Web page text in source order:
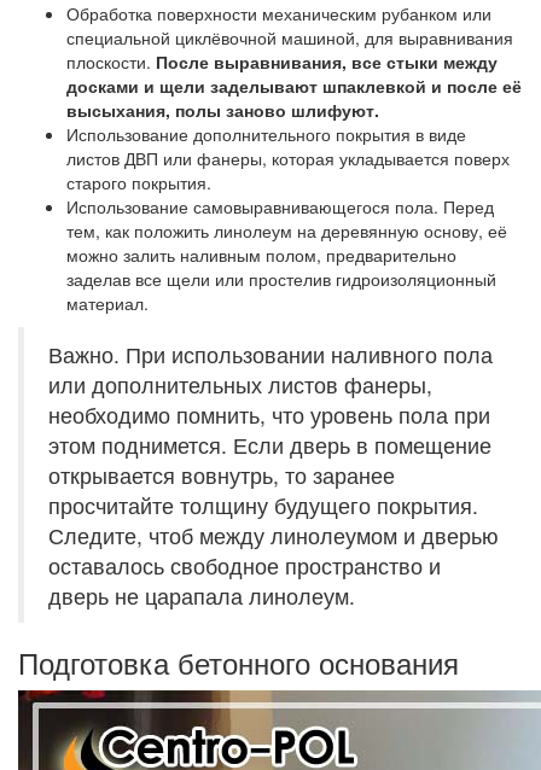
Обработка поверхности механическим рубанком или
специальной циклёвочной машиной, для выравнивания
плоскости. После выравнивания, все стыки между
досками и щели заделывают шпаклевкой и после её
высыхания, полы заново шлифуют.
Использование дополнительного покрытия в виде
листов ДВП или фанеры, которая укладывается поверх
старого покрытия.
Использование самовыравнивающегося пола. Перед
тем, как положить линолеум на деревянную основу, её
можно залить наливным полом, предварительно
заделав все щели или простелив гидроизоляционный
материал.
Важно. При использовании наливного пола
или дополнительных листов фанеры,
необходимо помнить, что уровень пола при
этом поднимется. Если дверь в помещение
открывается вовнутрь, то заранее
просчитайте толщину будущего покрытия.
Следите, чтоб между линолеумом и дверью
оставалось свободное пространство и
дверь не царапала линолеум.
Подготовка бетонного основания